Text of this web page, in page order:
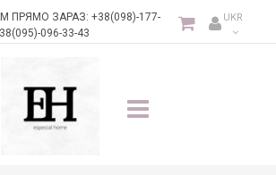
ПРЯМО ЗАРАЗ:+38(098)-177-
096-33-43
UKR